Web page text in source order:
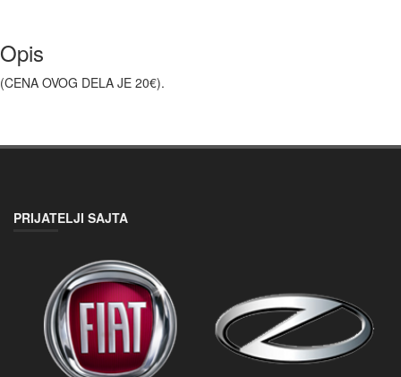
Opis
(CENA OVOG DELA JE 20€).
PRIJATELJI SAJTA